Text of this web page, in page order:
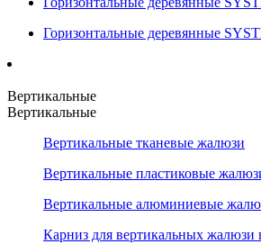
Горизонтальные деревянные
Вертикальные
Вертикальные
Вертикальные тканевые жалюзи
Вертикальные пластиковые
Вертикальные алюминиевые
Карниз для вертикальных жалюзи